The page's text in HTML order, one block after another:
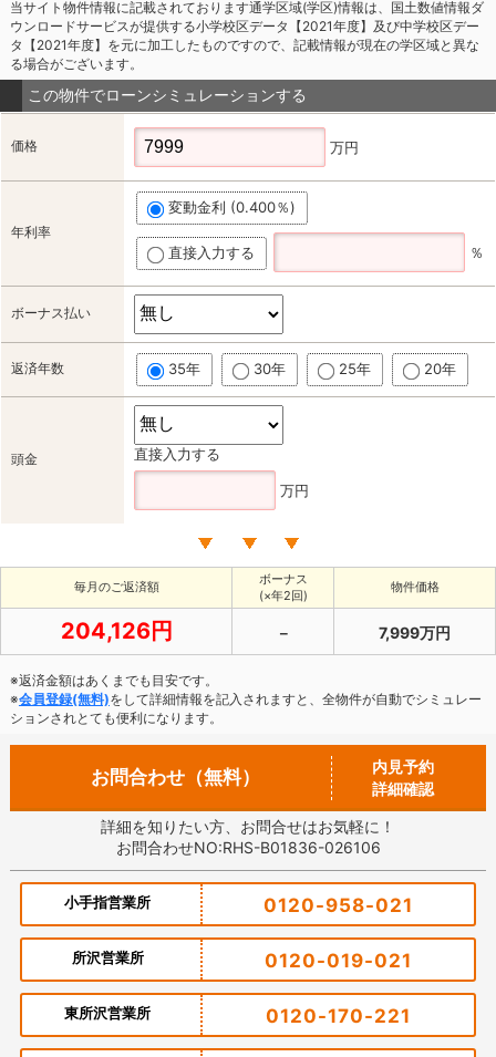
当サイト物件情報に記載されております通学区域(学区)情報は、国土数値情報ダ
ウンロードサービスが提供する小学校区データ【2021年度】及び中学校区デー
タ【2021年度】を元に加工したものですので、記載情報が現在の学区域と異な
る場合がございます。
この物件でローンシミュレーションする
価格 万円
年利率
変動金利 (0.400％)
直接入力する ％
ボーナス払い
返済年数 35年 30年 25年 20年
頭金 直接入力する
万円
毎月のご返済額
ボーナス
(×年2回)
物件価格
204,126円 － 7,999万円
※返済金額はあくまでも目安です。
※会員登録(無料)をして詳細情報を記入されますと、全物件が自動でシミュレー
ションされとても便利になります。
お問合わせ（無料）
内見予約
詳細確認
詳細を知りたい方、お問合せはお気軽に！
お問合わせNO:RHS-B01836-026106
小手指営業所 0120-958-021
所沢営業所 0120-019-021
東所沢営業所 0120-170-221